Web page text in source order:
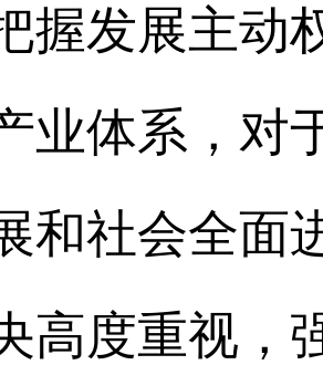
握发展主动
业体系，对
和社会全面
高度重视，